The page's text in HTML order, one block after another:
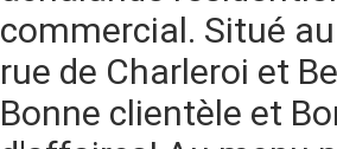
commercial. Situé
rue de Charleroi et
Bonne clientèle et